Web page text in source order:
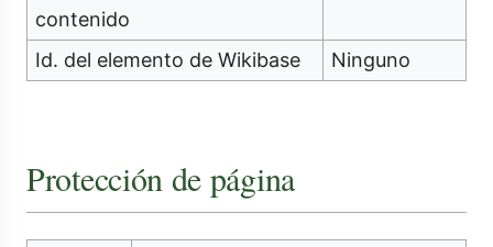
contenido
Id. del elemento de Wikibase Ninguno
Protección de página